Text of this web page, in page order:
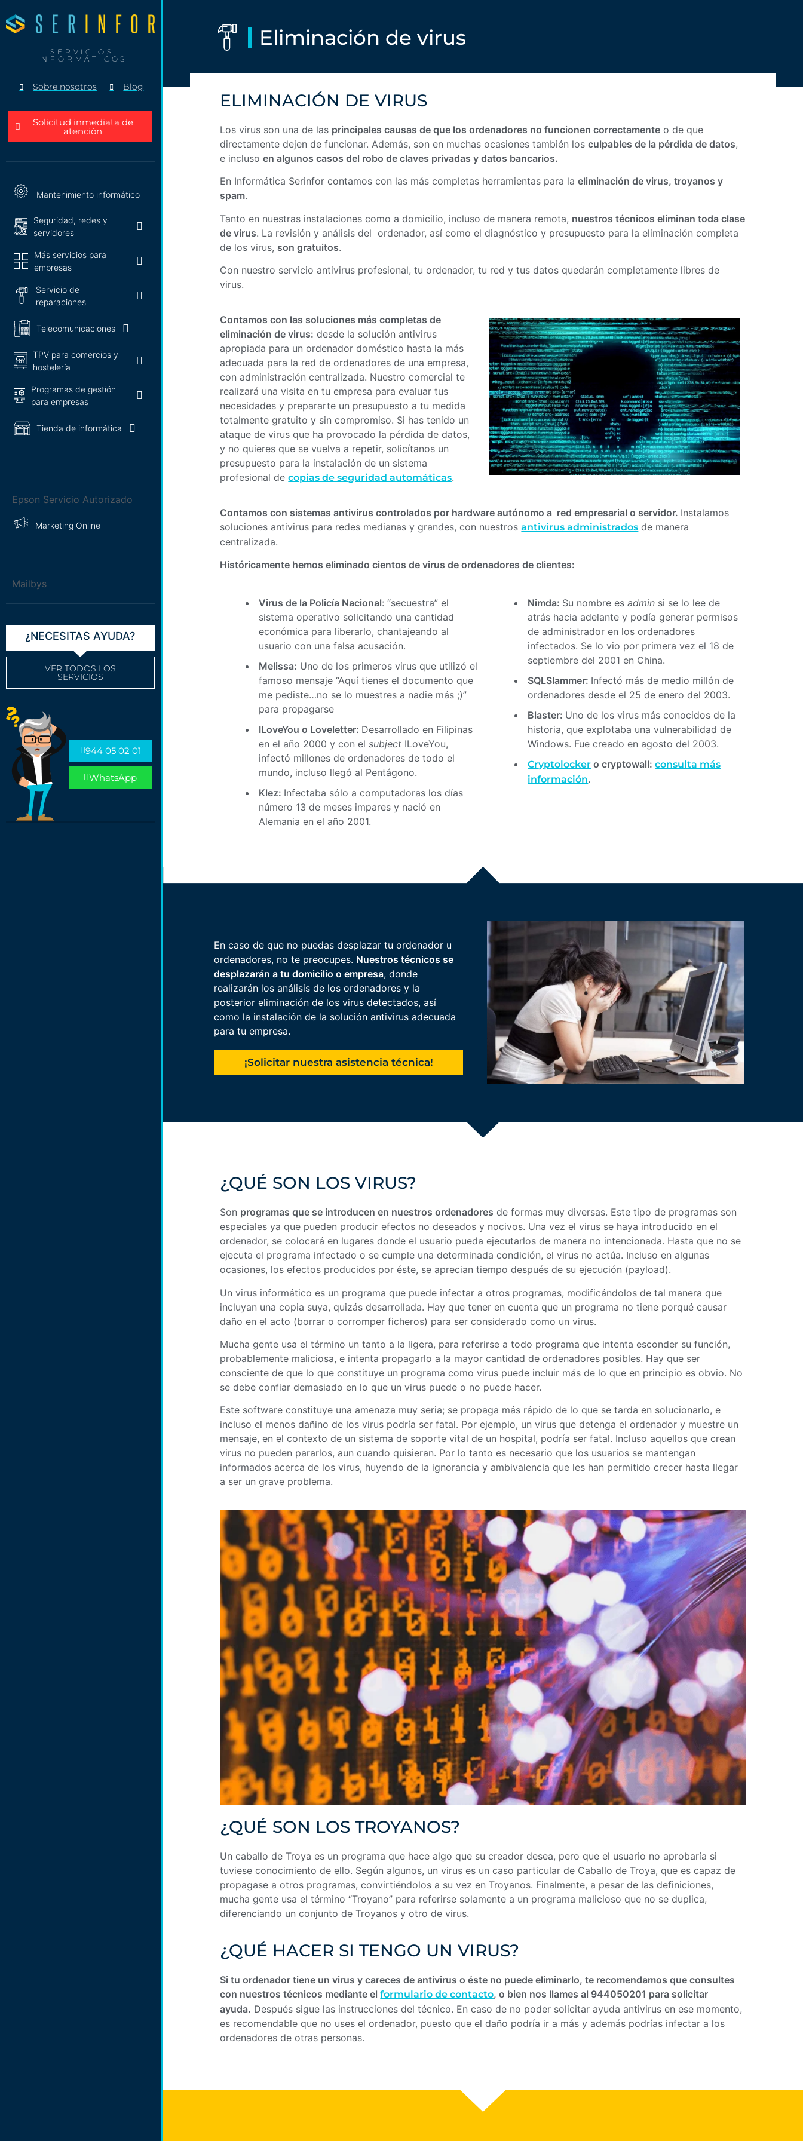
SERVICIOS
INFORMÁTICOS
Sobre nosotros Blog
Solicitud inmediata de
atención
Mantenimiento informático
Seguridad, redes y
servidores
Más servicios para
empresas
Servicio de
reparaciones
Telecomunicaciones
TPV para comercios y
hostelería
Programas de gestión
para empresas
Tienda de informática
Epson Servicio Autorizado
Marketing Online
Mailbys
¿NECESITAS AYUDA?
VER TODOS LOS
SERVICIOS
944 05 02 01
WhatsApp
Eliminación de virus
ELIMINACIÓN DE VIRUS
Los virus son una de las principales causas de que los ordenadores no funcionen correctamente o de que
directamente dejen de funcionar. Además, son en muchas ocasiones también losculpables de la pérdida de datos,
e inclusoen algunos casos del robo de claves privadas y datos bancarios.
En Informática Serinfor contamos con las más completas herramientas para laeliminación de virus, troyanos y
spam.
Tanto en nuestras instalaciones como a domicilio, incluso de manera remota, nuestros técnicos eliminan toda clase
de virus. La revisión y análisis del ordenador, así como el diagnóstico y presupuesto para la eliminación completa
de los virus, son gratuitos.
Con nuestro servicio antivirus profesional, tu ordenador, tu red y tus datos quedarán completamente libres de
virus.
Contamos con las soluciones más completas de
eliminación de virus: desde la solución antivirus
apropiada para un ordenador doméstico hasta la más
adecuada para la red de ordenadores de una empresa,
con administración centralizada. Nuestro comercial te
realizará una visita en tu empresa para evaluar tus
necesidades y prepararte un presupuesto a tu medida
totalmente gratuito y sin compromiso. Si has tenido un
ataque de virus que ha provocado la pérdida de datos,
y no quieres que se vuelva a repetir, solicítanos un
presupuesto para la instalación de un sistema
profesional decopias de seguridad automáticas.
Contamos con sistemas antivirus controlados por hardware autónomo a red empresarial o servidor. Instalamos
soluciones antivirus para redes medianas y grandes, con nuestrosantivirus administrados de manera
centralizada.
Históricamente hemos eliminado cientos de virus de ordenadores de clientes:
Virus de la Policía Nacional: “secuestra” el
sistema operativo solicitando una cantidad
económica para liberarlo, chantajeando al
usuario con una falsa acusación.
Melissa: Uno de los primeros virus que utilizó el
famoso mensaje “Aquí tienes el documento que
me pediste…no se lo muestres a nadie más ;)”
para propagarse
ILoveYou o Loveletter: Desarrollado en Filipinas
en el año 2000 y con elsubject ILoveYou,
infectó millones de ordenadores de todo el
mundo, incluso llegó al Pentágono.
Klez: Infectaba sólo a computadoras los días
número 13 de meses impares y nació en
Alemania en el año 2001.
Nimda: Su nombre esadmin si se lo lee de
atrás hacia adelante y podía generar permisos
de administrador en los ordenadores
infectados. Se lo vio por primera vez el 18 de
septiembre del 2001 en China.
SQLSlammer: Infectó más de medio millón de
ordenadores desde el 25 de enero del 2003.
Blaster: Uno de los virus más conocidos de la
historia, que explotaba una vulnerabilidad de
Windows. Fue creado en agosto del 2003.
Cryptolocker o cryptowall:consulta más
información.
En caso de que no puedas desplazar tu ordenador u
ordenadores, no te preocupes. Nuestros técnicos se
desplazarán a tu domicilio o empresa, donde
realizarán los análisis de los ordenadores y la
posterior eliminación de los virus detectados, así
como la instalación de la solución antivirus adecuada
para tu empresa.
¡Solicitar nuestra asistencia técnica!
¿QUÉ SON LOS VIRUS?
Son programas que se introducen en nuestros ordenadores de formas muy diversas. Este tipo de programas son
especiales ya que pueden producir efectos no deseados y nocivos. Una vez el virus se haya introducido en el
ordenador, se colocará en lugares donde el usuario pueda ejecutarlos de manera no intencionada. Hasta que no se
ejecuta el programa infectado o se cumple una determinada condición, el virus no actúa. Incluso en algunas
ocasiones, los efectos producidos por éste, se aprecian tiempo después de su ejecución (payload).
Un virus informático es un programa que puede infectar a otros programas, modificándolos de tal manera que
incluyan una copia suya, quizás desarrollada. Hay que tener en cuenta que un programa no tiene porqué causar
daño en el acto (borrar o corromper ficheros) para ser considerado como un virus.
Mucha gente usa el término un tanto a la ligera, para referirse a todo programa que intenta esconder su función,
probablemente maliciosa, e intenta propagarlo a la mayor cantidad de ordenadores posibles. Hay que ser
consciente de que lo que constituye un programa como virus puede incluir más de lo que en principio es obvio. No
se debe confiar demasiado en lo que un virus puede o no puede hacer.
Este software constituye una amenaza muy seria; se propaga más rápido de lo que se tarda en solucionarlo, e
incluso el menos dañino de los virus podría ser fatal. Por ejemplo, un virus que detenga el ordenador y muestre un
mensaje, en el contexto de un sistema de soporte vital de un hospital, podría ser fatal. Incluso aquellos que crean
virus no pueden pararlos, aun cuando quisieran. Por lo tanto es necesario que los usuarios se mantengan
informados acerca de los virus, huyendo de la ignorancia y ambivalencia que les han permitido crecer hasta llegar
a ser un grave problema.
¿QUÉ SON LOS TROYANOS?
Un caballo de Troya es un programa que hace algo que su creador desea, pero que el usuario no aprobaría si
tuviese conocimiento de ello. Según algunos, un virus es un caso particular de Caballo de Troya, que es capaz de
propagase a otros programas, convirtiéndolos a su vez en Troyanos. Finalmente, a pesar de las definiciones,
mucha gente usa el término “Troyano” para referirse solamente a un programa malicioso que no se duplica,
diferenciando un conjunto de Troyanos y otro de virus.
¿QUÉ HACER SI TENGO UN VIRUS?
Si tu ordenador tiene un virus y careces de antivirus o éste no puede eliminarlo, te recomendamos que consultes
con nuestros técnicos mediante elformulario de contacto, o bien nos llames al 944050201 para solicitar
ayuda. Después sigue las instrucciones del técnico. En caso de no poder solicitar ayuda antivirus en ese momento,
es recomendable que no uses el ordenador, puesto que el daño podría ir a más y además podrías infectar a los
ordenadores de otras personas.